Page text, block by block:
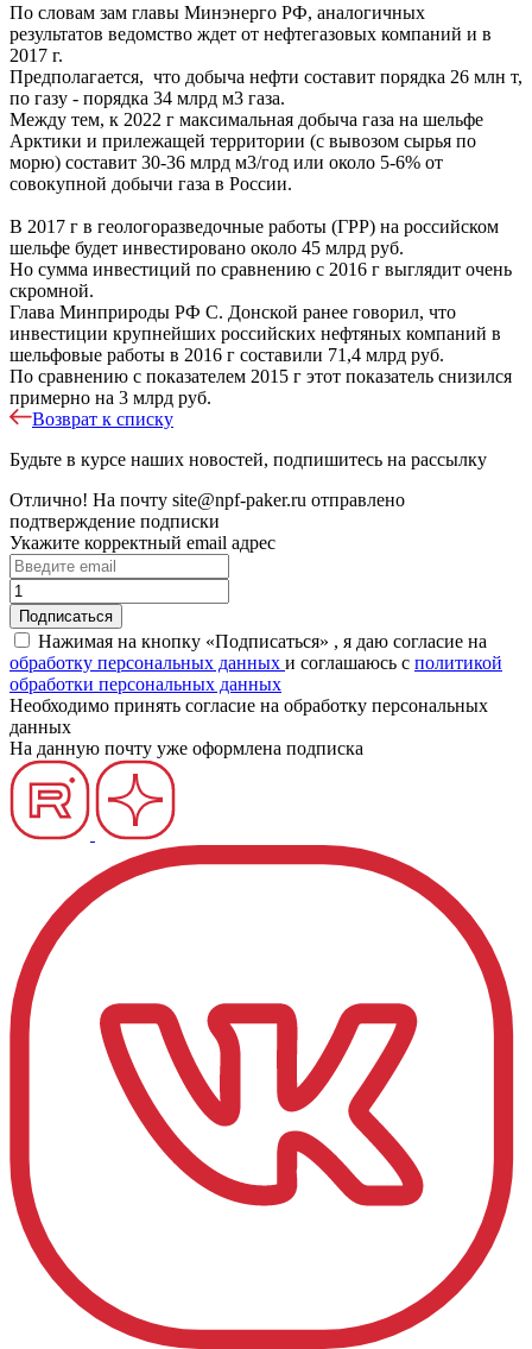
По словам зам главы Минэнерго РФ, аналогичных
результатов ведомство ждет от нефтегазовых компаний и в
2017 г.
Предполагается, что добыча нефти составит порядка 26 млн т,
по газу - порядка 34 млрд м3 газа.
Между тем, к 2022 г максимальная добыча газа на шельфе
Арктики и прилежащей территории (с вывозом сырья по
морю) составит 30-36 млрд м3/год или около 5-6% от
совокупной добычи газа в России.
В 2017 г в геологоразведочные работы (ГРР) на российском
шельфе будет инвестировано около 45 млрд руб.
Но сумма инвестиций по сравнению с 2016 г выглядит очень
скромной.
Глава Минприроды РФ С. Донской ранее говорил, что
инвестиции крупнейших российских нефтяных компаний в
шельфовые работы в 2016 г составили 71,4 млрд руб.
По сравнению с показателем 2015 г этот показатель снизился
примерно на 3 млрд руб.
Возврат к списку
Будьте в курсе наших новостей, подпишитесь на рассылку
Отлично! На почту site@npf-paker.ru отправлено
подтверждение подписки
Укажите корректный email адрес
Нажимая на кнопку «Подписаться» , я даю согласие на
обработку персональных данных и соглашаюсь c политикой
обработки персональных данных
Необходимо принять согласие на обработку персональных
данных
На данную почту уже оформлена подписка